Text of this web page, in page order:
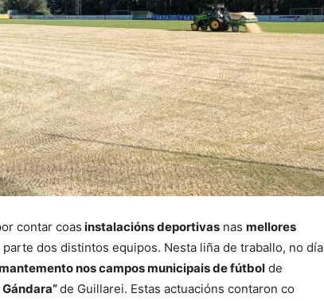
contar coas instalacións deportivas nas mellores
dos distintos equipos. Nesta liña de traballo, no día
nos campos municipais de fútbol de
Gándara”de Guillarei. Estas actuacións contaron co